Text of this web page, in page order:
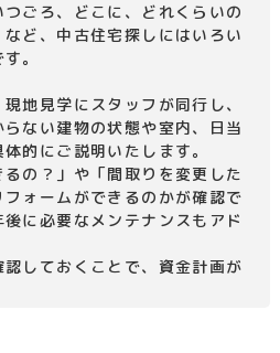
ごろ、どこに、どれくらいの
ど、中古住宅探しにはいろい
。
地見学にスタッフが同行し、
ない建物の状態や室内、日当
的にご説明いたします。
るの？」や「間取りを変更した
ォームができるのかが確認で
に必要なメンテナンスもアド
しておくことで、資金計画が